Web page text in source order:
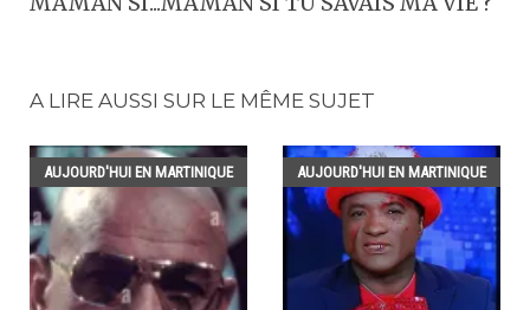
A LIRE AUSSI SUR LE MÊME SUJET
AUJOURD'HUI EN MARTINIQUE AUJOURD'HUI EN MARTINIQUE